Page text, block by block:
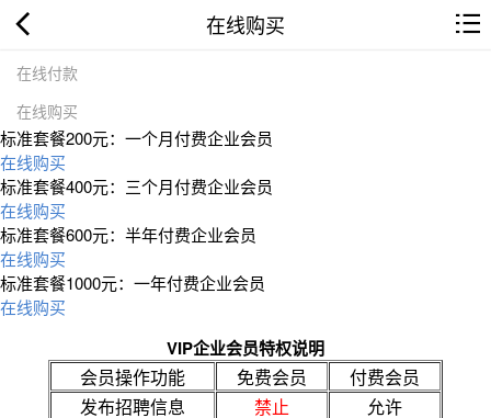
在线购买
在线付款
在线购买
标准套餐200元：一个月付费企业会员
在线购买
标准套餐400元：三个月付费企业会员
在线购买
标准套餐600元：半年付费企业会员
在线购买
标准套餐1000元：一年付费企业会员
在线购买
VIP企业会员特权说明
会员操作功能 免费会员
付费会员
发布招聘信息
禁止
允许